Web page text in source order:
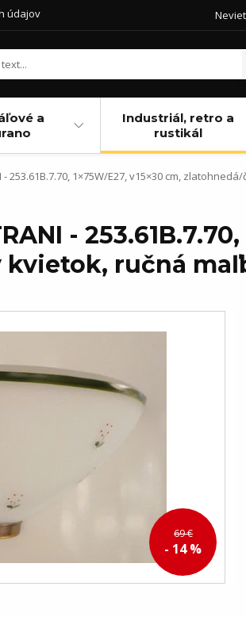
údajov
a
Industriál, retro a
rustikál
253.61B.7.70, 1×75W/E27, v15×30 cm,
- 253.61B.7.70,
ručná
69 €
- 14 %